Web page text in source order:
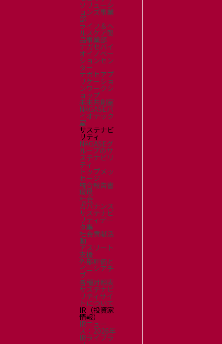
ソリューシ
ョンズ事業
部
ライフ＆ヘ
ルスケア製
品事業部
ナガセバイ
オイノベー
ションセン
ター
ナガセアプ
リケーショ
ンワークシ
ョップ
未来共創室
NAGASEバ
イオテック
室
サステナビ
リティ
NAGASEグ
ループのサ
ステナビリ
ティ
トップメッ
セージ
統合報告書
環境
社会
ガバナンス
サステナビ
リティデー
タ集
社会貢献活
動
アスリート
支援
外部評価と
イニシアチ
ブ
各種対照表
サステナビ
リティサイ
トについて
IR（投資家
情報）
IRニュー
ス：2026年
IRライブラ